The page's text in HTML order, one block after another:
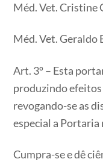
Méd. Vet. Cristine
Méd. Vet. Geraldo
Art. 3º – Esta
produzindo efeitos
revogando-se as
especial a Portaria
Cumpra-se e dê